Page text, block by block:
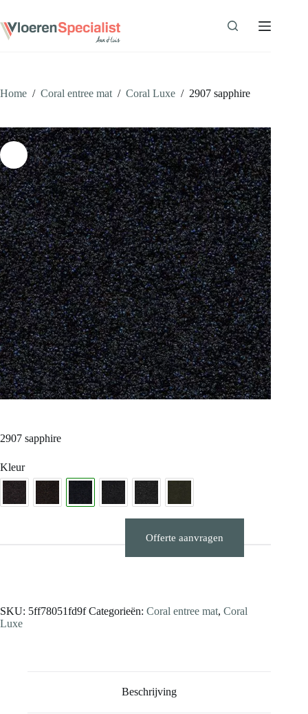
de
inhoud
Home / Coral entree mat / Coral Luxe / 2907 sapphire
2907 sapphire
Kleur
Offerte aanvragen
SKU: 5ff78051fd9f Categorieën: Coral entree mat, Coral
Luxe
Beschrijving